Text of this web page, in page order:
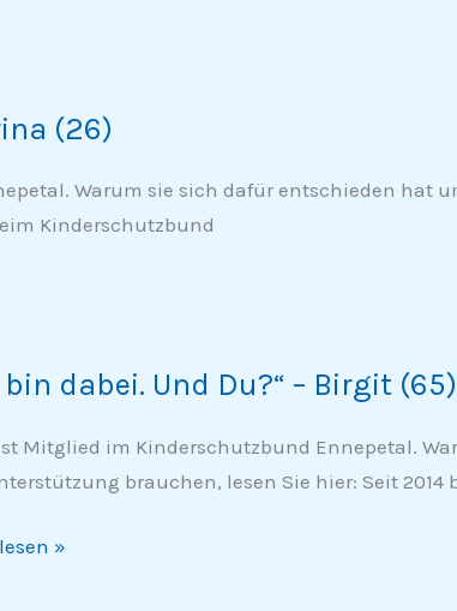
(26)
Warum sie sich dafür entschieden hat
Kinderschutzbund
bin dabei. Und Du?“ – Birgit (65)
Mitglied im Kinderschutzbund Ennepetal.
brauchen, lesen Sie hier: Seit
»